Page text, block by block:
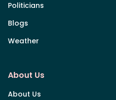
Politicians
Blogs
Weather
About Us
About Us